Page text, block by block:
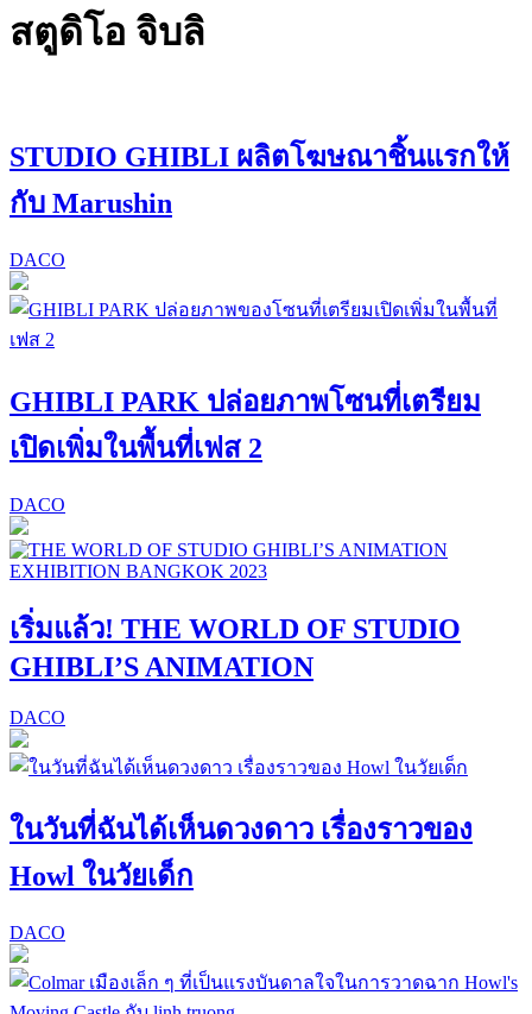
สตูดิโอ จิบลิ
STUDIO GHIBLI ผลิตโฆษณาชิ้นแรกให้
กับ Marushin
DACO
GHIBLI PARK ปล่อยภาพโซนที่เตรียม
เปิดเพิ่มในพื้นที่เฟส 2
DACO
เริ่มแล้ว! THE WORLD OF STUDIO
GHIBLI’S ANIMATION
DACO
ในวันที่ฉันได้เห็นดวงดาว เรื่องราวของ
Howl ในวัยเด็ก
DACO